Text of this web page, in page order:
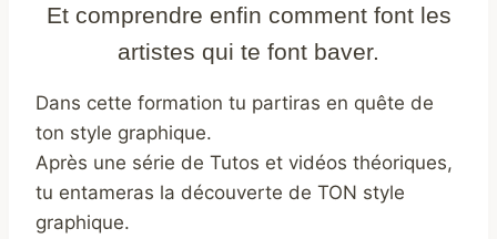
Et comprendre enfin comment font les
artistes qui te font baver.
Dans cette formation tu partiras en quête de
ton style graphique.
Après une série de Tutos et vidéos théoriques,
tu entameras la découverte de TON style
graphique.